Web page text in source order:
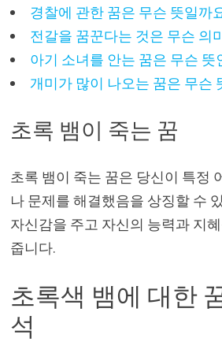
경찰에 관한 꿈은 무슨 뜻일까
전갈을 꿈꾼다는 것은 무슨 의
아기 소녀를 안는 꿈은 무슨 뜻
개미가 많이 나오는 꿈은 무슨
초록 뱀이 죽는 꿈
초록 뱀이 죽는 꿈은 당신이 특정
나 문제를 해결했음을 상징할 수
자신감을 주고 자신의 능력과 지
줍니다.
초록색 뱀에 대한
석